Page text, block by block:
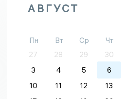
АВГУСТ
Пн Вт Ср Чт
27
28 29 30
3
4 5 6
10
11 12 13